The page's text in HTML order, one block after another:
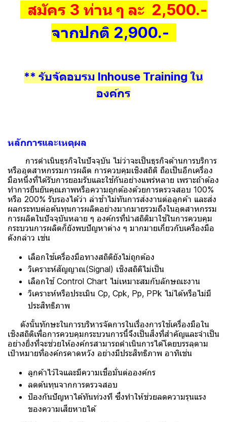
สมัคร 3 ท่าน ๆ ละ 2,500.-
จากปกติ 2,900.-
** รับจัดอบรม Inhouse Training ใน
องค์กร
หลักการและเหตุผล
การดำเนินธุรกิจในปัจจุบัน ไม่ว่าจะเป็นธุรกิจด้านการบริการ
หรืออุตสาหกรรมการผลิต การควบคุมเชิงสถิติ ถือเป็นอีกเครื่อง
มือหนึ่งที่ได้รับการยอมรับและใช้กันอย่างแพร่หลาย เพราะถ้าต้อง
ทำการยืนยันคุณภาพหรือความถูกต้องด้วยการตรวจสอบ 100%
หรือ 200% รับรองได้ว่า ล่าช้าไม่ทันการส่งงานต่อลูกค้า และส่ง
ผลกระทบต่อต้นทุนการผลิตอย่างมากมายรวมถึงในอุตสาหกรรม
การผลิตในปัจจุบันหลาย ๆ องค์กรที่นำสถิติมาใช้ในการควบคุม
กระบวนการผลิตก็ยังพบปัญหาต่าง ๆ มากมายเกี่ยวกับเครื่องมือ
ดังกล่าว เช่น
เลือกใช้เครื่องมือทางสถิติยังไม่ถูกต้อง
วิเคราะห์สัญญาณ(Signal) เชิงสถิติไม่เป็น
เลือกใช้ Control Chart ไม่เหมาะสมกับลักษณะงาน
วิเคราะห์หรือประเมิน Cp, Cpk, Pp, PPk ไม่ได้หรือไม่มี
ประสิทธิภาพ
ดังนั้นทักษะในการบริหารจัดการในเรื่องการใช้เครื่องมือใน
เชิงสถิติเพื่อการควบคุมกระบวนการนี้จึงเป็นสิ่งที่สำคัญและจำเป็น
อย่างยิ่งที่จะช่วยให้องค์กรสามารถดำเนินการได้โดยบรรลุตาม
เป้าหมายที่องค์กรคาดหวัง อย่างมีประสิทธิภาพ อาทิเช่น
ลูกค้าไว้ใจและมีความเชื่อมั่นต่อองค์กร
ลดต้นทุนจากการตรวจสอบ
ป้องกันปัญหาได้ทันท่วงที ซึ่งทำให้ช่วยลดความรุนแรง
ของความเสียหายได้